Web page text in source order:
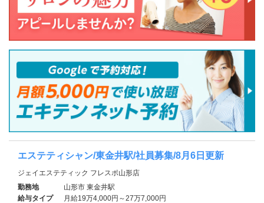
エステティシャン/東金井駅/社員募集/8月6日更新
ジェイエステティック フレスポ山形店
勤務地
山形市 東金井駅
給与タイプ
月給19万4,000円～27万7,000円